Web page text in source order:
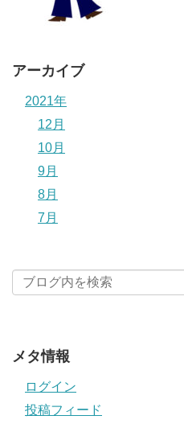
アーカイブ
2021年
12月
10月
9月
8月
7月
メタ情報
ログイン
投稿フィード